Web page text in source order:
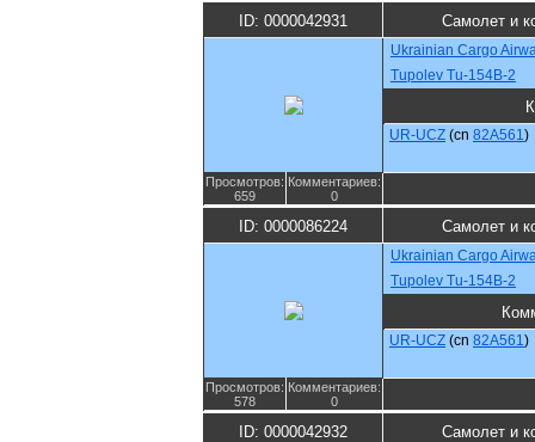
ID: 0000042931 Самолет и
Ukrainian Cargo
Tupolev Tu-154B-2
UR-UCZ (cn 82A561)
Просмотров:
659
Комментариев:
0
ID: 0000086224 Самолет и
Ukrainian Cargo
Tupolev Tu-154B-2
UR-UCZ (cn 82A561)
Просмотров:
578
Комментариев:
0
ID: 0000042932 Самолет и